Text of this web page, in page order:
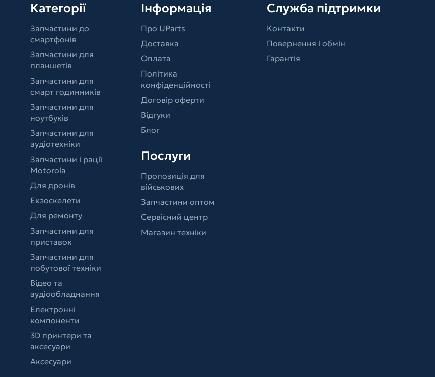
Категорії
Запчастини до
смартфонів
Запчастини для
планшетів
Запчастини для
смарт годинників
Запчастини для
ноутбуків
Запчастини для
аудіотехніки
Запчастини і рації
Motorola
Для дронів
Екзоскелети
Для ремонту
Запчастини для
приставок
Запчастини для
побутової техніки
Відео та
аудіообладнання
Електронні
компоненти
3D принтери та
аксесуари
Аксесуари
Інформація
Про UParts
Доставка
Оплата
Політика
конфіденційності
Договір оферти
Відгуки
Блог
Послуги
Пропозиція для
військових
Запчастини оптом
Сервісний центр
Магазин техніки
Служба підтримки
Контакти
Повернення і обмін
Гарантія